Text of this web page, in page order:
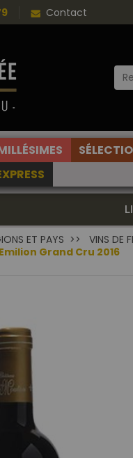
Contact
ET PAYS VINS DE
Grand Cru 2016